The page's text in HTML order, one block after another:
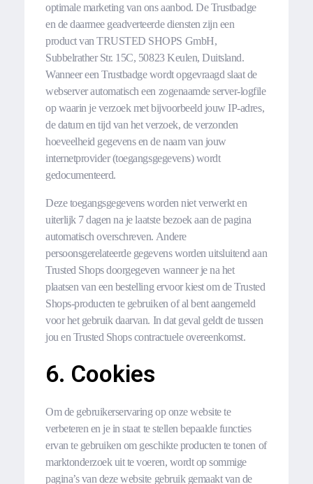
optimale marketing van ons aanbod. De Trustbadge
en de daarmee geadverteerde diensten zijn een
product van TRUSTED SHOPS GmbH,
Subbelrather Str. 15C, 50823 Keulen, Duitsland.
Wanneer een Trustbadge wordt opgevraagd slaat de
webserver automatisch een zogenaamde server-logfile
op waarin je verzoek met bijvoorbeeld jouw IP-adres,
de datum en tijd van het verzoek, de verzonden
hoeveelheid gegevens en de naam van jouw
internetprovider (toegangsgegevens) wordt
gedocumenteerd.
Deze toegangsgegevens worden niet verwerkt en
uiterlijk 7 dagen na je laatste bezoek aan de pagina
automatisch overschreven. Andere
persoonsgerelateerde gegevens worden uitsluitend aan
Trusted Shops doorgegeven wanneer je na het
plaatsen van een bestelling ervoor kiest om de Trusted
Shops-producten te gebruiken of al bent aangemeld
voor het gebruik daarvan. In dat geval geldt de tussen
jou en Trusted Shops contractuele overeenkomst.
6. Cookies
Om de gebruikerservaring op onze website te
verbeteren en je in staat te stellen bepaalde functies
ervan te gebruiken om geschikte producten te tonen of
marktonderzoek uit te voeren, wordt op sommige
pagina’s van deze website gebruik gemaakt van de